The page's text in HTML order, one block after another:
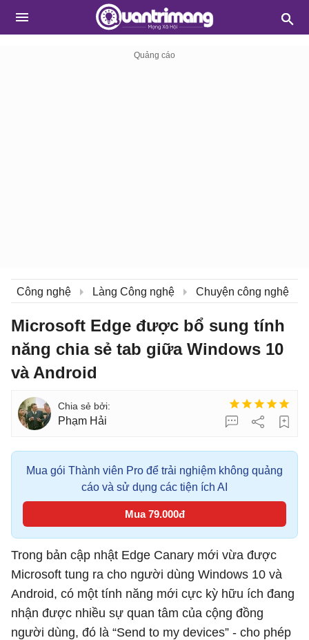
Công nghệ Làng Công nghệ Chuyện công nghệ
Microsoft Edge được bổ sung tính
năng chia sẻ tab giữa Windows 10
và Android
Phạm Hải
Mua gói Thành viên Pro để trải nghiệm không quảng
cáo và sử dụng các tiện ích AI
Mua 79.000đ
Trong bản cập nhật Edge Canary mới vừa được
Microsoft tung ra cho người dùng Windows 10 và
Android, có một tính năng mới cực kỳ hữu ích đang
nhận được nhiều sự quan tâm của cộng đồng
người dùng, đó là “Send to my devices” - cho phép